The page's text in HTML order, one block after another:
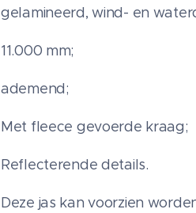
gelamineerd, wind- en
11.000 mm;
ademend;
Met fleece gevoerde kraag;
Reflecterende details.
Deze jas kan voorzien